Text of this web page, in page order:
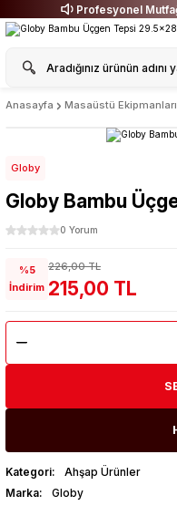
Profesyonel
Anasayfa Masaüstü Ekipmanları
Globy
Globy Bambu
0 Yorum
%5
İndirim
226,00 TL
215,00 TL
Kategori
Ahşap Ürünler
Marka
Globy